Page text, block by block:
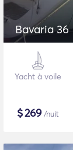
Bavaria 36
Yacht à voile
$269/nuit